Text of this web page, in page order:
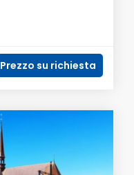
Prezzo su richiesta